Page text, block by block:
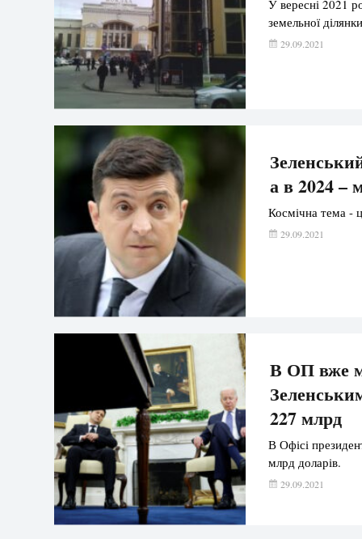
У вересні 2021
земельної
29.09.2021
а в 2024 –
Космічна тема -
29.09.2021
В ОП вже
227 млрд
В Офісі
млрд доларів.
29.09.2021